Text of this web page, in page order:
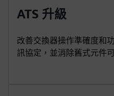
ATS 升級
改善交換器操作準確度和
訊協定，並消除舊式元件